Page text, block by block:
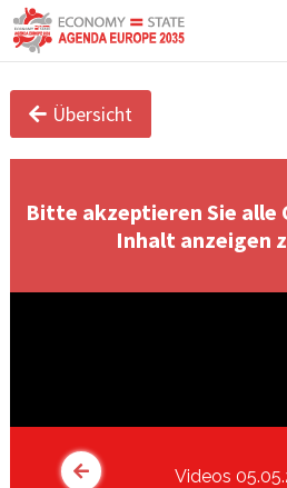
Übersicht
Bitte akzeptieren Sie alle
Inhalt anzeigen
Videos